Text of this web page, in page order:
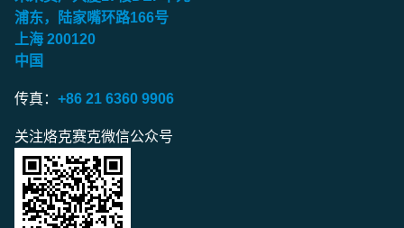
浦东，陆家嘴环路166号
上海 200120
中国
传真： +86 21 6360 9906
关注烙克赛克微信公众号